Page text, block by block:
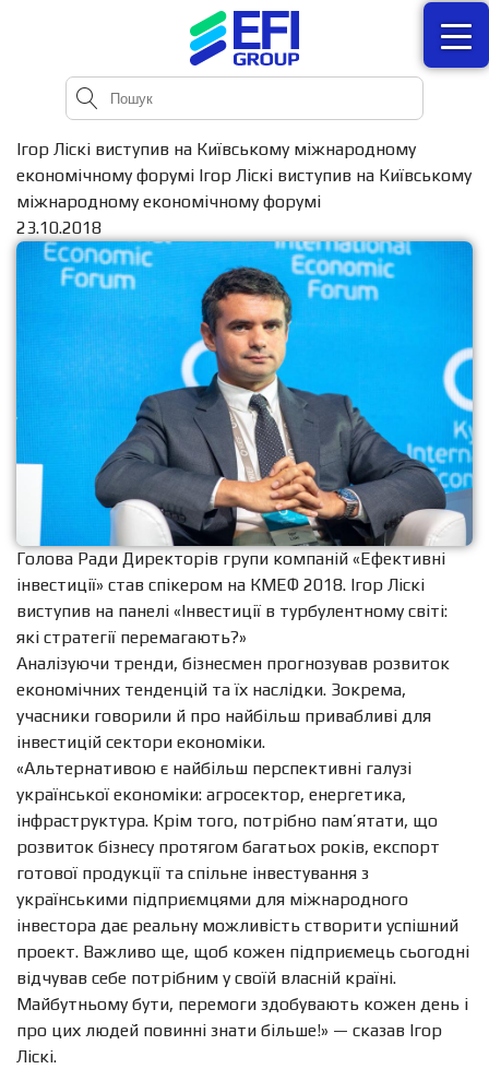
Ігор Ліскі виступив на Київському міжнародному
економічному форумі Ігор Ліскі виступив на Київському
міжнародному економічному форумі
23.10.2018
Голова Ради Директорів групи компаній «Ефективні
інвестиції» став спікером на КМЕФ 2018. Ігор Ліскі
виступив на панелі «Інвестиції в турбулентному світі:
які стратегії перемагають?»
Аналізуючи тренди, бізнесмен прогнозував розвиток
економічних тенденцій та їх наслідки. Зокрема,
учасники говорили й про найбільш привабливі для
інвестицій сектори економіки.
«Альтернативою є найбільш перспективні галузі
української економіки: агросектор, енергетика,
інфраструктура. Крім того, потрібно пам’ятати, що
розвиток бізнесу протягом багатьох років, експорт
готової продукції та спільне інвестування з
українськими підприємцями для міжнародного
інвестора дає реальну можливість створити успішний
проект. Важливо ще, щоб кожен підприємець сьогодні
відчував себе потрібним у своїй власній країні.
Майбутньому бути, перемоги здобувають кожен день і
про цих людей повинні знати більше!» — сказав Ігор
Ліскі.